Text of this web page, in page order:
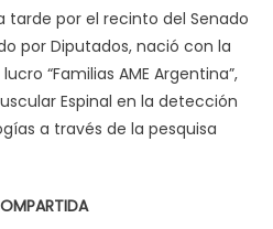
tarde por el recinto del Senado
por Diputados, nació con la
“Familias AME Argentina”,
Espinal en la detección
a través de la pesquisa